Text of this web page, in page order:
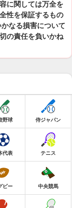
に関しては万全を
性を保証するもの
なる損害について
の責任を負いかね
野球 侍ジャパン
代表 テニス
ビー 中央競馬